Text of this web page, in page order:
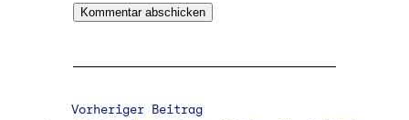
Vorheriger Beitrag